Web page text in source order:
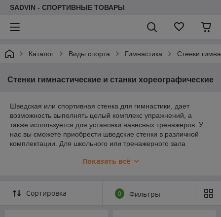
SADVIN - СПОРТИВНЫЕ ТОВАРЫ
Каталог Виды спорта Гимнастика Стенки
Стенки гимнастические и станки хореографические
Шведская или спортивная стенка для гимнастики, дает
возможность выполнять целый комплекс упражнений, а
также используется для установки навесных тренажеров. У
нас вы сможете приобрести шведские стенки в различной
комплектации. Для школьного или тренажерного зала
может стать шведская стенка гимнастическая выстой 2,4 м,
Показать всё
Сортировка 0 Фильтры